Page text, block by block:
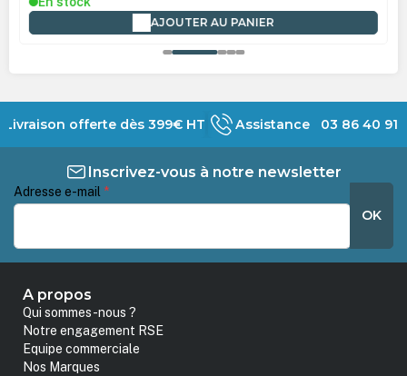
AJOUTER AU PANIER
Livraison offerte dès 399€ HT Assistance 03 86 40 91
Inscrivez-vous à notre newsletter
Adresse e-mail *
OK
A propos
Qui sommes-nous ?
Notre engagement RSE
Equipe commerciale
Nos Marques